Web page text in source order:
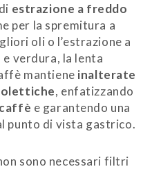
estrazione a freddo
per la spremitura a
oli o l’estrazione a
verdura, la lenta
mantiene inalterate
, enfatizzando
e garantendo una
punto di vista gastrico.
sono necessari filtri